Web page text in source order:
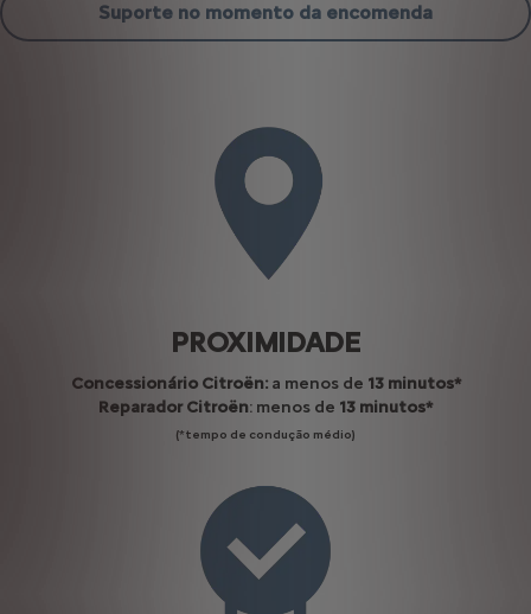
Suporte no momento da encomenda
PROXIMIDADE
Concessionário Citroën:a menos de 13 minutos*
Reparador Citroën: menos de 13 minutos*
(*tempo de condução médio)